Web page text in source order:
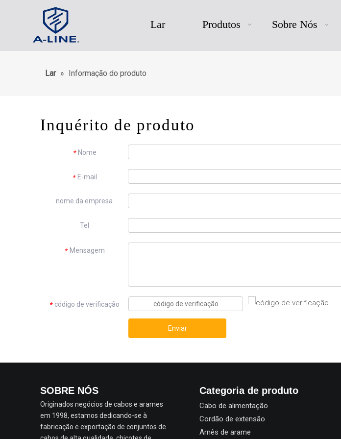
Lar Produtos Sobre Nós
Lar » Informação do produto
Inquérito de produto
* Nome
* E-mail
nome da empresa
Tel
* Mensagem
* código de verificação
Enviar
SOBRE NÓS
Originados negócios de cabos e arames
em 1998, estamos dedicando-se à
fabricação e exportação de conjuntos de
Categoria de produto
Cabo de alimentação
Cordão de extensão
Arnês de arame